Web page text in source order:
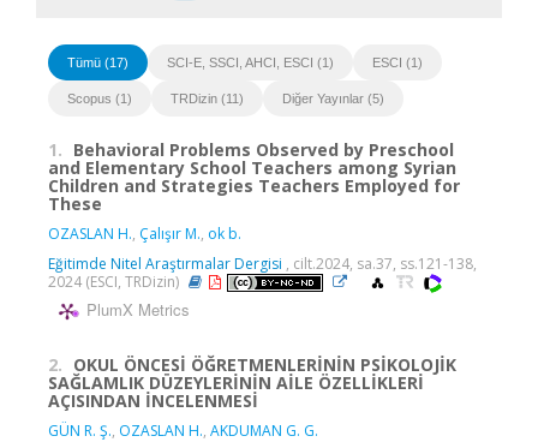
Tümü (17) SCI-E, SSCI, AHCI, ESCI (1) ESCI (1)
Scopus (1) TRDizin (11) Diğer Yayınlar (5)
1. Behavioral Problems Observed by Preschool
and Elementary School Teachers among Syrian
Children and Strategies Teachers Employed for
These
OZASLAN H., Çalışır M., ok b.
Eğitimde Nitel Araştırmalar Dergisi , cilt.2024, sa.37, ss.121-138,
2024 (ESCI, TRDizin)
PlumX Metrics
2. OKUL ÖNCESİ ÖĞRETMENLERİNİN PSİKOLOJİK
SAĞLAMLIK DÜZEYLERİNİN AİLE ÖZELLİKLERİ
AÇISINDAN İNCELENMESİ
GÜN R. Ş., OZASLAN H., AKDUMAN G. G.